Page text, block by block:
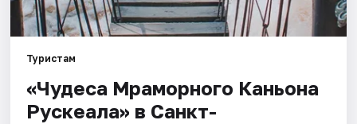
Туристам
«Чудеса Мраморного Каньона
Рускеала» в Санкт-